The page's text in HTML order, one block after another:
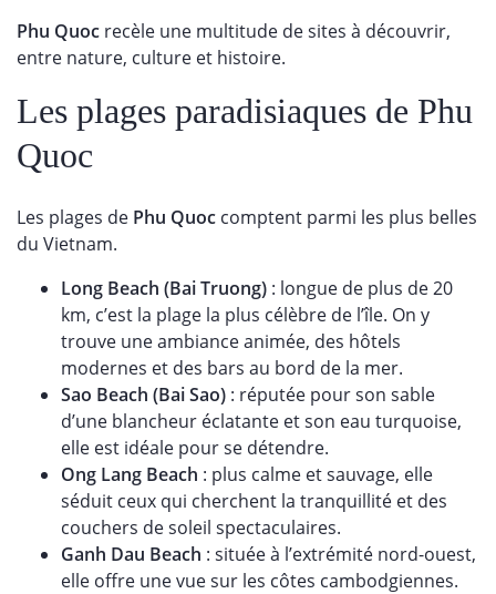
Phu Quoc recèle une multitude de sites à découvrir,
entre nature, culture et histoire.
Les plages paradisiaques de Phu
Quoc
Les plages de Phu Quoc comptent parmi les plus belles
du Vietnam.
Long Beach (Bai Truong) : longue de plus de 20
km, c’est la plage la plus célèbre de l’île. On y
trouve une ambiance animée, des hôtels
modernes et des bars au bord de la mer.
Sao Beach (Bai Sao) : réputée pour son sable
d’une blancheur éclatante et son eau turquoise,
elle est idéale pour se détendre.
Ong Lang Beach : plus calme et sauvage, elle
séduit ceux qui cherchent la tranquillité et des
couchers de soleil spectaculaires.
Ganh Dau Beach : située à l’extrémité nord-ouest,
elle offre une vue sur les côtes cambodgiennes.